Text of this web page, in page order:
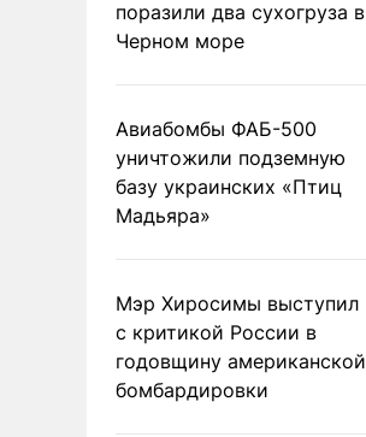
поразили два сухогруза в
Черном море
Авиабомбы ФАБ-500
уничтожили подземную
базу украинских «Птиц
Мадьяра»
Мэр Хиросимы выступил
с критикой России в
годовщину американской
бомбардировки